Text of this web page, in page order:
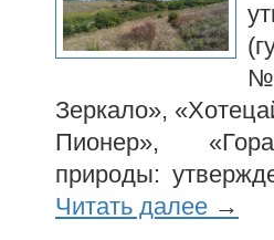
Зеркало»,
Пионер»,
природы:
Читать далее →